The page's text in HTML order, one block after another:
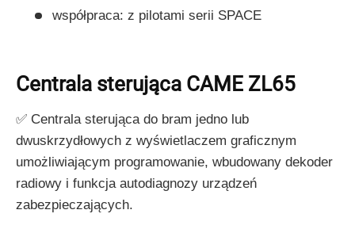
współpraca: z pilotami serii SPACE
Centrala sterująca CAME ZL65
✅ Centrala sterująca do bram jedno lub
dwuskrzydłowych z wyświetlaczem graficznym
umożliwiającym programowanie, wbudowany dekoder
radiowy i funkcja autodiagnozy urządzeń
zabezpieczających.